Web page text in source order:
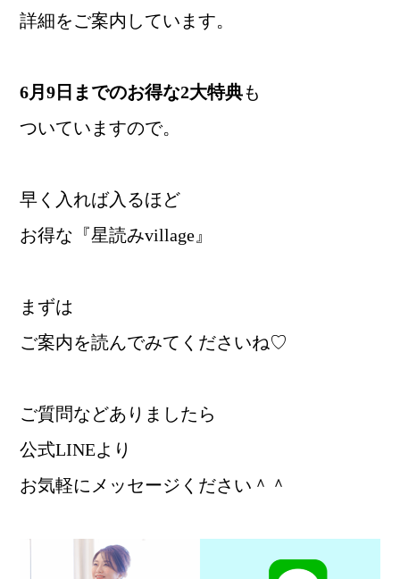
詳細をご案内しています。
6月9日までのお得な2大特典も
ついていますので。
早く入れば入るほど
お得な『星読みvillage』
まずは
ご案内を読んでみてくださいね♡
ご質問などありましたら
公式LINEより
お気軽にメッセージください＾＾